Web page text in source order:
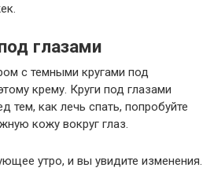
глазами
с темными кругами под
крему. Круги под глазами
тем, как лечь спать, попробуйте
кожу вокруг глаз.
утро, и вы увидите изменения.